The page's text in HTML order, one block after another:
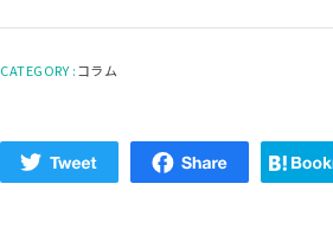
CATEGORY :コラム